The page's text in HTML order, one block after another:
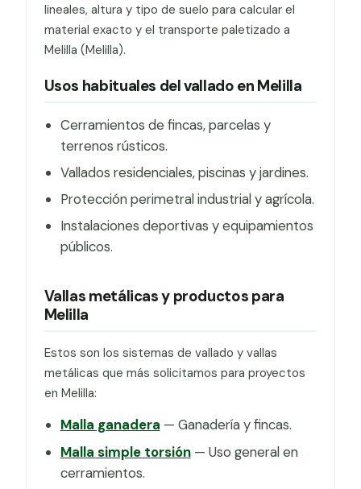
lineales, altura y tipo de suelo para calcular el
material exacto y el transporte paletizado a
Melilla (Melilla).
Usos habituales del vallado en Melilla
Cerramientos de fincas, parcelas y
terrenos rústicos.
Vallados residenciales, piscinas y jardines.
Protección perimetral industrial y agrícola.
Instalaciones deportivas y equipamientos
públicos.
Vallas metálicas y productos para
Melilla
Estos son los sistemas de vallado y vallas
metálicas que más solicitamos para proyectos
en Melilla:
Malla ganadera — Ganadería y fincas.
Malla simple torsión— Uso general en
cerramientos.